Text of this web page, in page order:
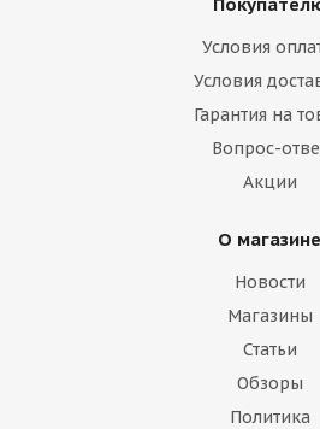
Условия
Условия
Гарантия на
Вопрос-
Акции
О магазине
Новости
Магазины
Статьи
Обзоры
Политика